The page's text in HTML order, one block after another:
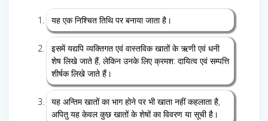
यह एक निश्चित तिथि पर बनाया जाता है।
इसमें यद्यपि व्यक्तिगत एवं वास्तविक खातों के ऋणी एवं धनी
शेष लिखे जाते हैं, लेकिन उनके लिए क्रमश: दायित्व एवं सम्पत्ति
शीर्षक लिखे जाते हैं।
यह अन्तिम खातों का भाग होने पर भी खाता नहीं कहलाता है,
अपितु यह केवल कुछ खातों के शेषों का विवरण या सूची है।